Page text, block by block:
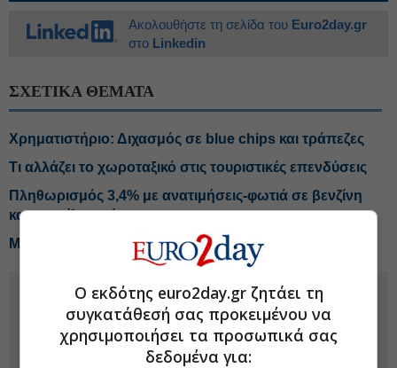
Ακολουθήστε τη σελίδα του Euro2day.gr
στο Linkedin
ΣΧΕΤΙΚΑ ΘΕΜΑΤΑ
Χρηματιστήριο: Διχασμός σε blue chips και τράπεζες
Τι αλλάζει το χωροταξικό στις τουριστικές επενδύσεις
Πληθωρισμός 3,4% με ανατιμήσεις-φωτιά σε βενζίνη
και πετρέλαιο κίνησης
Μαζεύονται οι θέσεις short στη μετοχή της Metlen
Ο εκδότης euro2day.gr ζητάει τη
συγκατάθεσή σας προκειμένου να
χρησιμοποιήσει τα προσωπικά σας
δεδομένα για: